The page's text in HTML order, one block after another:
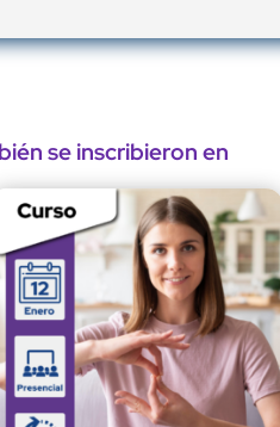
se inscribieron en